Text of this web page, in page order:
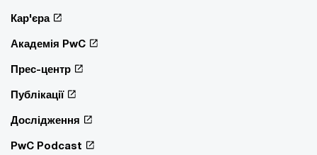
Кар'єра
Академія PwC
Прес-центр
Публікації
Дослідження
PwC Podcast